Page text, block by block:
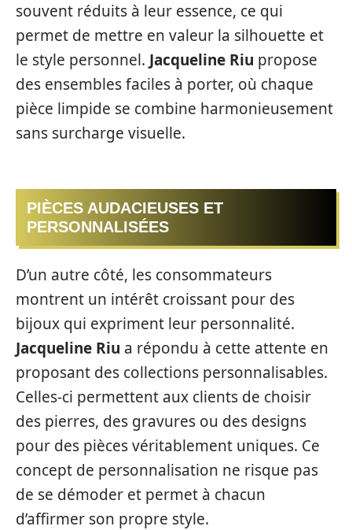
souvent réduits à leur essence, ce qui
permet de mettre en valeur la silhouette et
le style personnel. Jacqueline Riu propose
des ensembles faciles à porter, où chaque
pièce limpide se combine harmonieusement
sans surcharge visuelle.
PIÈCES AUDACIEUSES ET
PERSONNALISÉES
D’un autre côté, les consommateurs
montrent un intérêt croissant pour des
bijoux qui expriment leur personnalité.
Jacqueline Riu a répondu à cette attente en
proposant des collections personnalisables.
Celles-ci permettent aux clients de choisir
des pierres, des gravures ou des designs
pour des pièces véritablement uniques. Ce
concept de personnalisation ne risque pas
de se démoder et permet à chacun
d’affirmer son propre style.